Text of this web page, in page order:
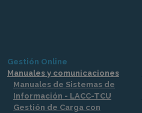
Gestión Online
Manuales y comunicaciones
Manuales de Sistemas de
Información - LACC-TCU
Gestión de Carga con